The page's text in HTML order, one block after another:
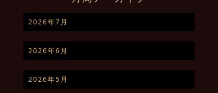
2026年7月
2026年6月
2026年5月